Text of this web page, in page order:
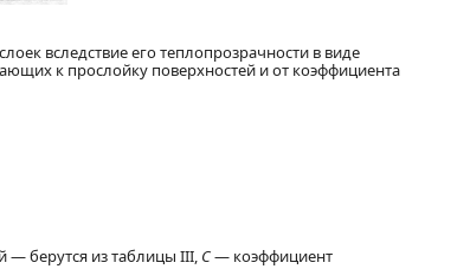
вследствие его теплопрозрачности в виде
к прослойку поверхностей и от коэффициента
— берутся из таблицы III, С— коэффициент